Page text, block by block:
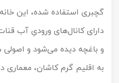
گچبری استفاده شده، این خانه
دارای کانال‌های ورودیِ آب
و باغچه دیده می‌شود و
به اقلیم گرم کاشان، معماری